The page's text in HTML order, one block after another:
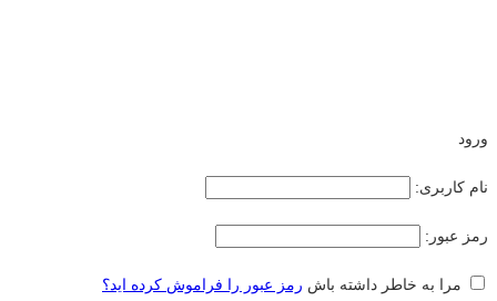
ورود
نام کاربری:
رمز عبور:
مرا به خاطر داشته باش رمز عبور را فراموش کرده اید؟